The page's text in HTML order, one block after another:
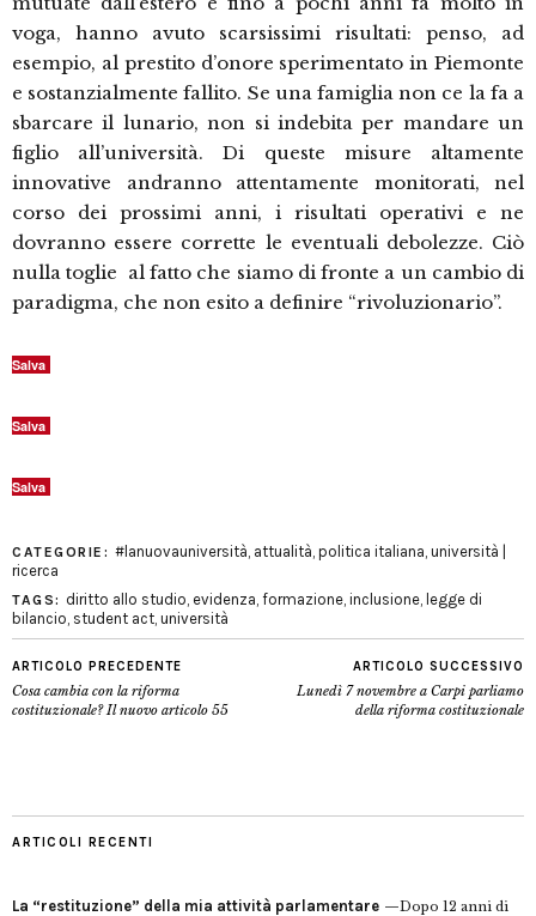
voga, hanno avuto scarsissimi risultati: penso, ad
esempio, al prestito d’onore sperimentato in Piemonte
e sostanzialmente fallito. Se una famiglia non ce la fa a
sbarcare il lunario, non si indebita per mandare un
figlio all’università. Di queste misure altamente
innovative andranno attentamente monitorati, nel
corso dei prossimi anni, i risultati operativi e ne
dovranno essere corrette le eventuali debolezze. Ciò
nulla toglie al fatto che siamo di fronte a un cambio di
paradigma, che non esito a definire “rivoluzionario”.
Salva
Salva
Salva
CATEGORIE: #lanuovauniversità attualità politica italiana università |
ricerca
TAGS: diritto allo studio evidenza formazione inclusione legge di
bilancio student act università
ARTICOLO PRECEDENTE
Cosa cambia con la riforma
costituzionale? Il nuovo articolo 55
ARTICOLO SUCCESSIVO
Lunedì 7 novembre a Carpi parliamo
della riforma costituzionale
ARTICOLI RECENTI
La “restituzione” della mia attività parlamentare
Dopo 12 anni di